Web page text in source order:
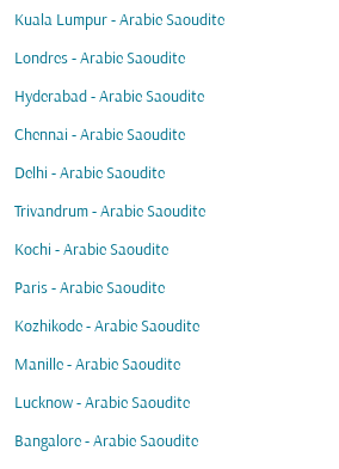
Kuala Lumpur - Arabie Saoudite
Londres - Arabie Saoudite
Hyderabad - Arabie Saoudite
Chennai - Arabie Saoudite
Delhi - Arabie Saoudite
Trivandrum - Arabie Saoudite
Kochi - Arabie Saoudite
Paris - Arabie Saoudite
Kozhikode - Arabie Saoudite
Manille - Arabie Saoudite
Lucknow - Arabie Saoudite
Bangalore - Arabie Saoudite